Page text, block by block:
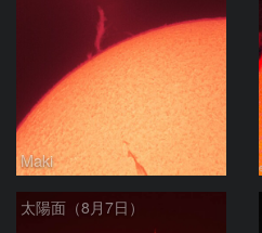
Maki
太陽面（8月7日）